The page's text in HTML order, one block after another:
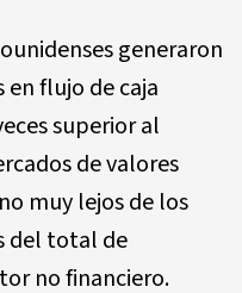
generaron
en flujo de caja
superior al
de valores
muy lejos de los
del total de
no financiero.